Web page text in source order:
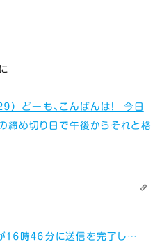
２９） どーも、こんばんは！ 今日
締め切り日で午後からそれと格
６時４６分に送信を完了し…